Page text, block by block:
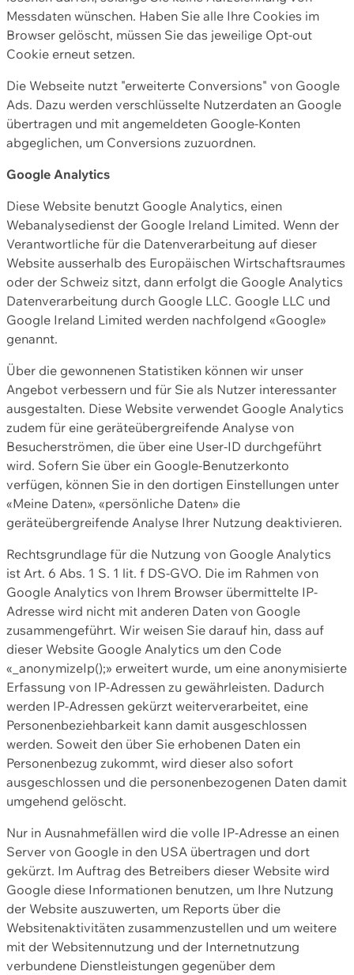
Messdaten wünschen. Haben Sie alle Ihre Cookies im
Browser gelöscht, müssen Sie das jeweilige Opt-out
Cookie erneut setzen.
Die Webseite nutzt "erweiterte Conversions" von Google
Ads. Dazu werden verschlüsselte Nutzerdaten an Google
übertragen und mit angemeldeten Google-Konten
abgeglichen, um Conversions zuzuordnen.
Google Analytics
Diese Website benutzt Google Analytics, einen
Webanalysedienst der Google Ireland Limited. Wenn der
Verantwortliche für die Datenverarbeitung auf dieser
Website ausserhalb des Europäischen Wirtschaftsraumes
oder der Schweiz sitzt, dann erfolgt die Google Analytics
Datenverarbeitung durch Google LLC. Google LLC und
Google Ireland Limited werden nachfolgend «Google»
genannt.
Über die gewonnenen Statistiken können wir unser
Angebot verbessern und für Sie als Nutzer interessanter
ausgestalten. Diese Website verwendet Google Analytics
zudem für eine geräteübergreifende Analyse von
Besucherströmen, die über eine User-ID durchgeführt
wird. Sofern Sie über ein Google-Benutzerkonto
verfügen, können Sie in den dortigen Einstellungen unter
«Meine Daten», «persönliche Daten» die
geräteübergreifende Analyse Ihrer Nutzung deaktivieren.
Rechtsgrundlage für die Nutzung von Google Analytics
ist Art. 6 Abs. 1 S. 1 lit. f DS-GVO. Die im Rahmen von
Google Analytics von Ihrem Browser übermittelte IP-
Adresse wird nicht mit anderen Daten von Google
zusammengeführt. Wir weisen Sie darauf hin, dass auf
dieser Website Google Analytics um den Code
«_anonymizeIp();» erweitert wurde, um eine anonymisierte
Erfassung von IP-Adressen zu gewährleisten. Dadurch
werden IP-Adressen gekürzt weiterverarbeitet, eine
Personenbeziehbarkeit kann damit ausgeschlossen
werden. Soweit den über Sie erhobenen Daten ein
Personenbezug zukommt, wird dieser also sofort
ausgeschlossen und die personenbezogenen Daten damit
umgehend gelöscht.
Nur in Ausnahmefällen wird die volle IP-Adresse an einen
Server von Google in den USA übertragen und dort
gekürzt. Im Auftrag des Betreibers dieser Website wird
Google diese Informationen benutzen, um Ihre Nutzung
der Website auszuwerten, um Reports über die
Websitenaktivitäten zusammenzustellen und um weitere
mit der Websitennutzung und der Internetnutzung
verbundene Dienstleistungen gegenüber dem